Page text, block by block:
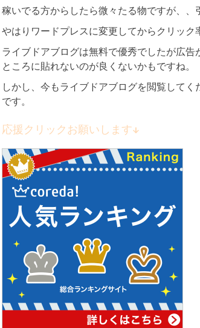
稼いでる方からしたら微々たる物ですが、、
やはりワードプレスに変更してからクリック
ライブドアブログは無料で優秀でしたが広
ところに貼れないのが良くないかもですね。
しかし、今もライブドアブログを閲覧して
です。
応援クリックお願いします↓